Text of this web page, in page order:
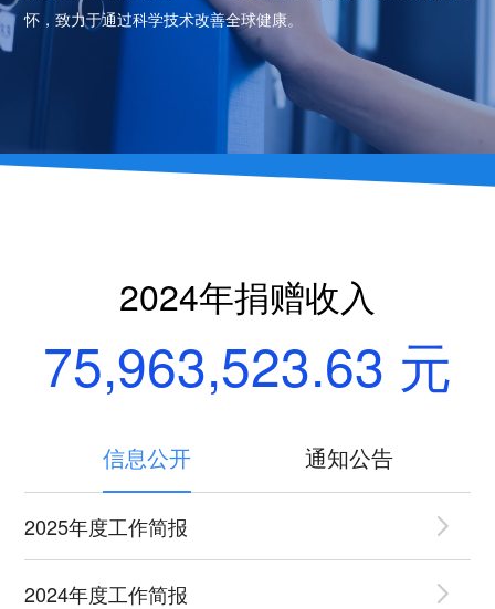
怀，致力于通过科学技术改善全球健康。
2024年捐赠收入
75,963,523.63 元
信息公开 通知公告
2025年度工作简报
2024年度工作简报